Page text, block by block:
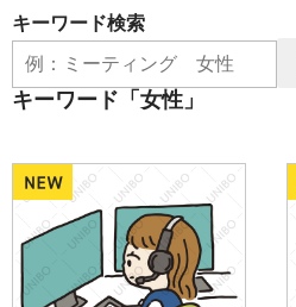
UNIBOについて
お問い合わせ
キーワード検索
キーワード「女性」